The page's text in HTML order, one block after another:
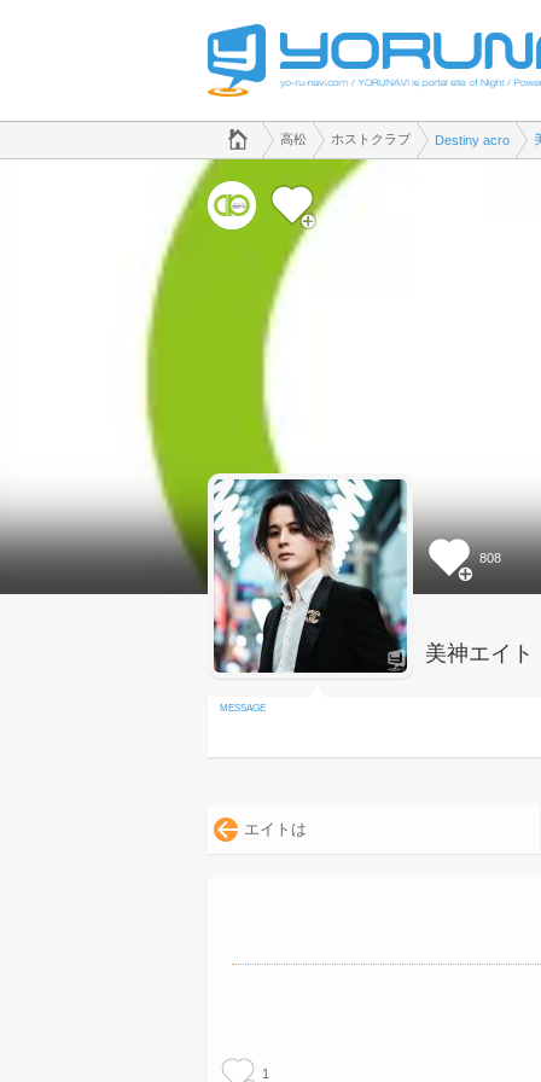
でホストクラブのことなら、ホストクラブ Destiny acro([kana])
香川県版
高松 ホストクラブ Destiny acro
808
美神エイト
エイトは
1